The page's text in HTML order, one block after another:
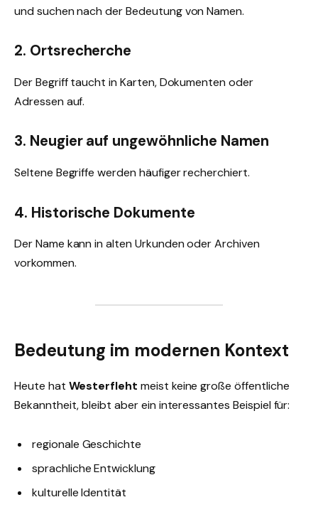
und suchen nach der Bedeutung von Namen.
2. Ortsrecherche
Der Begriff taucht in Karten, Dokumenten oder
Adressen auf.
3. Neugier auf ungewöhnliche Namen
Seltene Begriffe werden häufiger recherchiert.
4. Historische Dokumente
Der Name kann in alten Urkunden oder Archiven
vorkommen.
Bedeutung im modernen Kontext
Heute hat Westerfleht meist keine große öffentliche
Bekanntheit, bleibt aber ein interessantes Beispiel für:
regionale Geschichte
sprachliche Entwicklung
kulturelle Identität